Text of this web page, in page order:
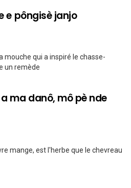
e pôngisè janjo
mouche qui a inspiré le chasse-
un remède
ma danô, mô pè nde
mange, est l'herbe que le chevreau